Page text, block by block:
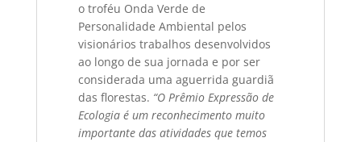
o troféu Onda Verde de
Personalidade Ambiental pelos
visionários trabalhos desenvolvidos
ao longo de sua jornada e por ser
considerada uma aguerrida guardiã
das florestas. “O Prêmio Expressão de
Ecologia é um reconhecimento muito
importante das atividades que temos